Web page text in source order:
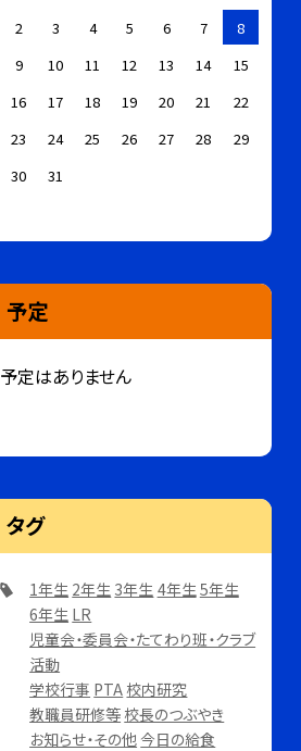
2
3 4 5 6 7
8
9
10 11 12 13 14
15
16
17 18 19 20 21
22
23
24 25 26 27 28
29
30
31
予定
予定はありません
タグ
1年生 2年生 3年生 4年生 5年生
6年生 LR
児童会・委員会・たてわり班・クラブ
活動
学校行事 PTA 校内研究
教職員研修等 校長のつぶやき
お知らせ・その他 今日の給食